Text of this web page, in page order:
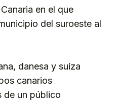
en el que
del suroeste al
danesa y suiza
canarios
de un público